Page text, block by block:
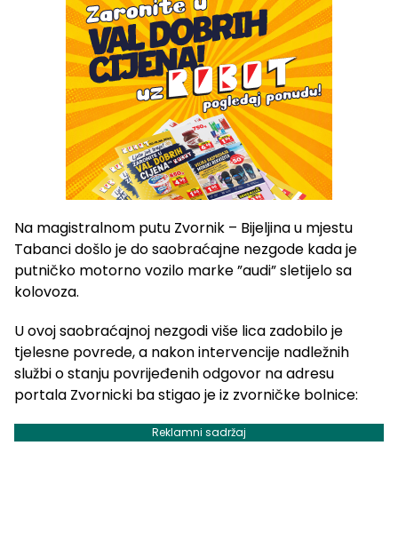
Na magistralnom putu Zvornik – Bijeljina u mjestu
Tabanci došlo je do saobraćajne nezgode kada je
putničko motorno vozilo marke ”audi” sletijelo sa
kolovoza.
U ovoj saobraćajnoj nezgodi više lica zadobilo je
tjelesne povrede, a nakon intervencije nadležnih
službi o stanju povrijeđenih odgovor na adresu
portala Zvornicki ba stigao je iz zvorničke bolnice:
Reklamni sadržaj